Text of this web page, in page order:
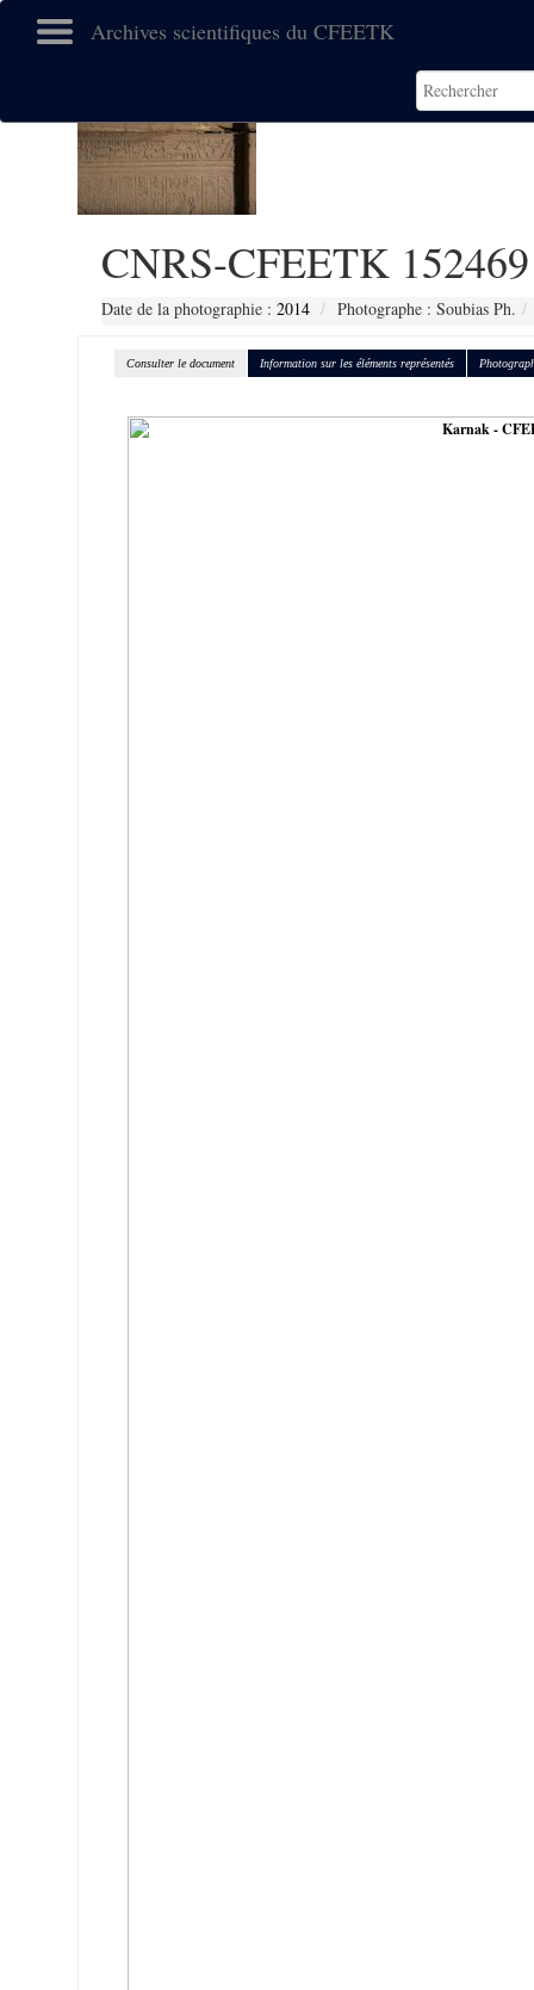
Archives scientifiques du CFEETK
CNRS-CFEETK 152469
Date de la photographie : 2014 Photographe : Soubias Ph.
Consulter le document Information sur les éléments représentés